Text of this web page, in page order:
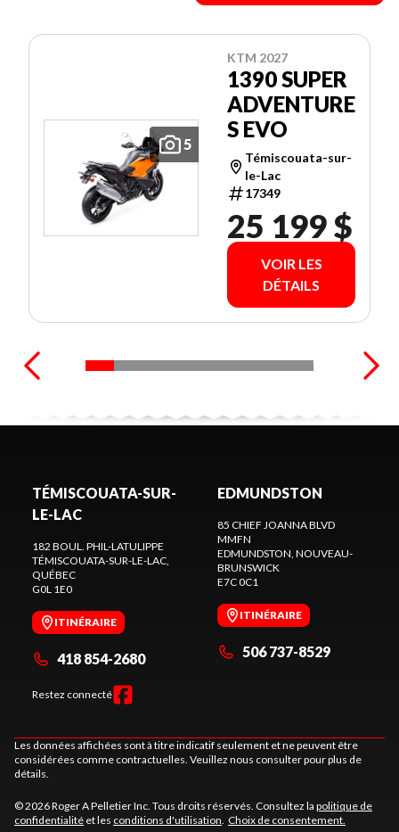
5
KTM 2027
1390 SUPER
ADVENTURE
S EVO
Témiscouata-sur-
le-Lac
17349
25 199 $
VOIR LES
DÉTAILS
TÉMISCOUATA-SUR-
LE-LAC
182 BOUL. PHIL-LATULIPPE
TÉMISCOUATA-SUR-LE-LAC
QUÉBEC
G0L 1E0
ITINÉRAIRE
418 854-2680
Restez connecté
EDMUNDSTON
85 CHIEF JOANNA BLVD
MMFN
EDMUNDSTON , NOUVEAU-
BRUNSWICK
E7C 0C1
ITINÉRAIRE
506 737-8529
Les données affichées sont à titre indicatif seulement et ne peuvent être
considérées comme contractuelles. Veuillez nous consulter pour plus de
détails.
© 2026 Roger A Pelletier Inc. Tous droits réservés. Consultez la politique de
confidentialité et les conditions d'utilisation Choix de consentement.